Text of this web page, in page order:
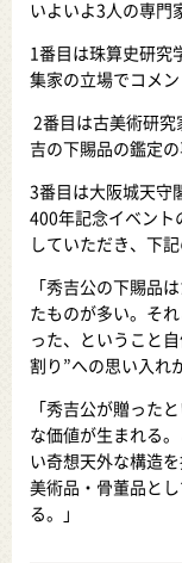
いよいよ3人の専門
1番目は珠算史研
集家の立場でコメン
2番目は古美術研
吉の下賜品の鑑定の
3番目は大阪城天
400年記念イベント
していただき、下
「秀吉公の下賜品
たものが多い。そ
った、ということ
割り”への思い入れ
「秀吉公が贈った
な価値が生まれる
い奇想天外な構造
美術品・骨董品と
る。」